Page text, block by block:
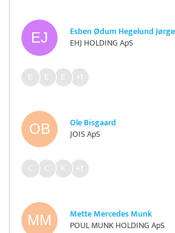
Esben Ødum Hegelund
EHJ HOLDING ApS
+1
Ole Bisgaard
JOIS ApS
+1
Mette Mercedes Munk
POUL MUNK HOLDING ApS